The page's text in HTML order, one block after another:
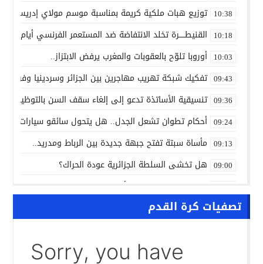
10:38 توزيع هبات ملكية كريمة بمناسبة موسم مولاي إدريس
10:18 القنيطـــــرة تخلد الانتفاضة ضد المستعمر الفرنسي أيام 7 و8 و9 غشت 1954.
10:03 أوروبا تلوّح بالعقوبات والمغرب يرفض الابتزاز..
09:43 تفكيك شبكة تهريب مهاجرين بين الجزائر وسردينيا وفرنسا
09:36 تنسيقية الأساتذة تدعو إلى إلغاء سقف السن بالتوظيف
09:24 أحكام تطوان تشعل الجدل.. هل يتحول سائقو سيارات
09:13 مأساة سبتة تفتح جبهة جديدة بين الرباط ومدريد..
09:00 هل تخشى السلطة الجزائرية عودة الحراك؟
10:13 الاتفاق الفلاحي المغربي الأوروبي يدخل مرحلة الحسم..
حرب الظل الرقمية.. اتهامات للجزائر بتسخير جيوش
تصفيات كرة القدم